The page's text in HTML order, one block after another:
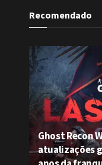
Recomendado
Ghost Recon
atualizações